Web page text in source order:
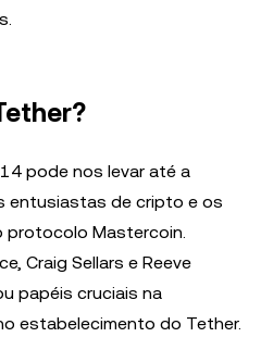
pode nos levar até a
entusiastas de cripto e os
protocolo Mastercoin.
Craig Sellars e Reeve
papéis cruciais na
estabelecimento do Tether.